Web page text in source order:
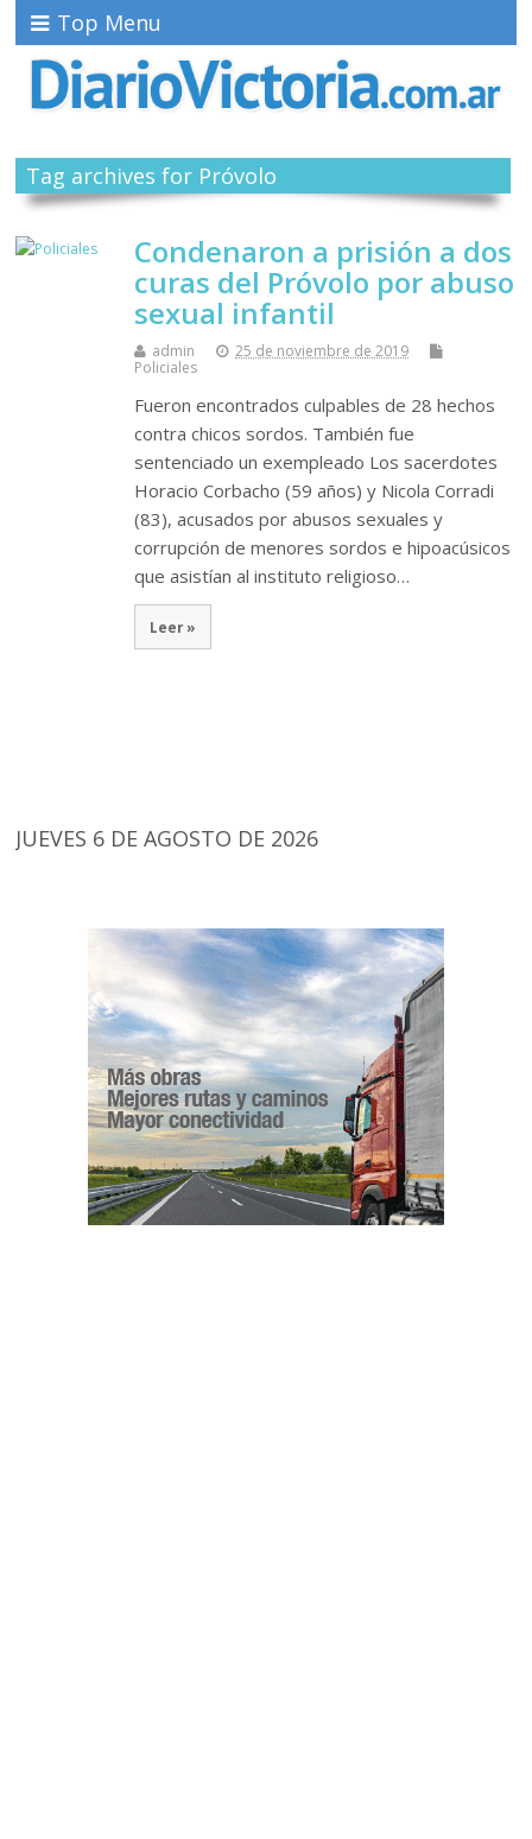
Top Menu
Tag archives for Próvolo
Condenaron a prisión a dos
curas del Próvolo por abuso
sexual infantil
admin
25 de noviembre de 2019
Policiales
Fueron encontrados culpables de 28 hechos
contra chicos sordos. También fue
sentenciado un exempleado Los sacerdotes
Horacio Corbacho (59 años) y Nicola Corradi
(83), acusados por abusos sexuales y
corrupción de menores sordos e hipoacúsicos
que asistían al instituto religioso…
Leer »
JUEVES 6 DE AGOSTO DE 2026